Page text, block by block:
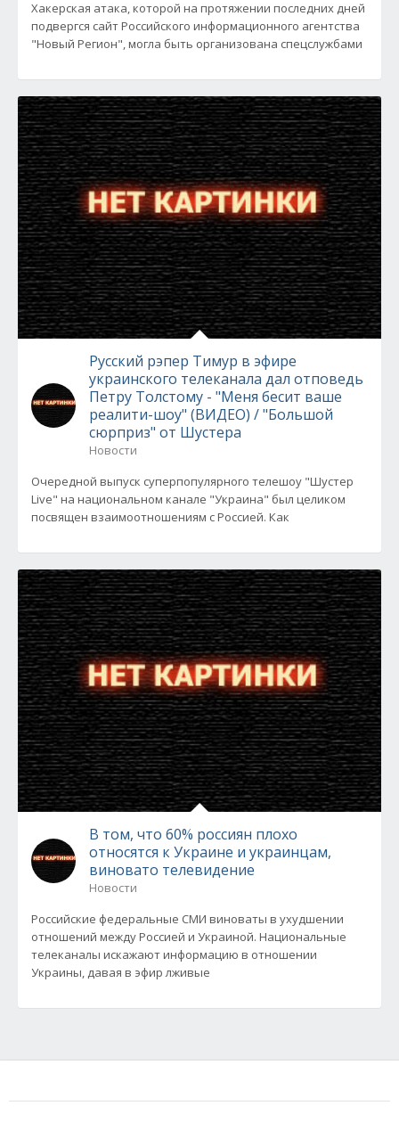
Хакерская атака, которой на протяжении последних дней
подвергся сайт Российского информационного агентства
"Новый Регион", могла быть организована спецслужбами
Русский рэпер Тимур в эфире
украинского телеканала дал отповедь
Петру Толстому - "Меня бесит ваше
реалити-шоу" (ВИДЕО) / "Большой
сюрприз" от Шустера
Новости
Очередной выпуск суперпопулярного телешоу "Шустер
Live" на национальном канале "Украина" был целиком
посвящен взаимоотношениям с Россией. Как
В том, что 60% россиян плохо
относятся к Украине и украинцам,
виновато телевидение
Новости
Российские федеральные СМИ виноваты в ухудшении
отношений между Россией и Украиной. Национальные
телеканалы искажают информацию в отношении
Украины, давая в эфир лживые